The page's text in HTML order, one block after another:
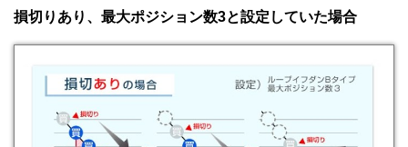
損切りあり、最大ポジション数3と設定していた場合